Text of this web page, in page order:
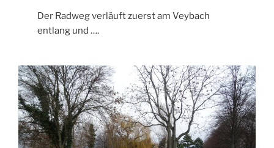
Der Radweg verläuft zuerst am Veybach
entlang und ….